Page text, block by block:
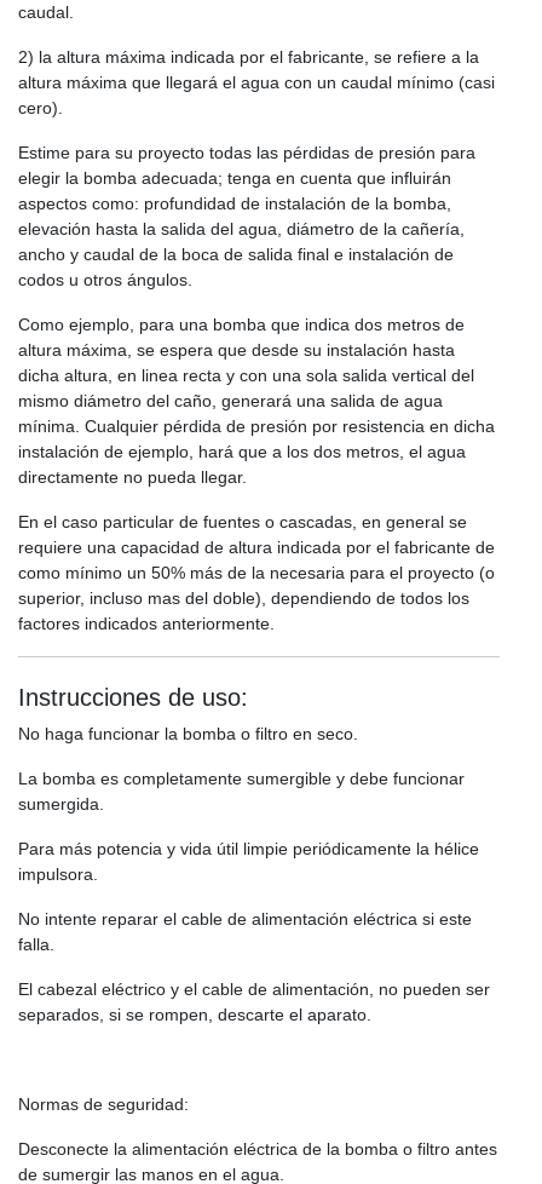
caudal.
2) la altura máxima indicada por el fabricante, se refiere a la
altura máxima que llegará el agua con un caudal mínimo (casi
cero).
Estime para su proyecto todas las pérdidas de presión para
elegir la bomba adecuada; tenga en cuenta que influirán
aspectos como: profundidad de instalación de la bomba,
elevación hasta la salida del agua, diámetro de la cañería,
ancho y caudal de la boca de salida final e instalación de
codos u otros ángulos.
Como ejemplo, para una bomba que indica dos metros de
altura máxima, se espera que desde su instalación hasta
dicha altura, en linea recta y con una sola salida vertical del
mismo diámetro del caño, generará una salida de agua
mínima. Cualquier pérdida de presión por resistencia en dicha
instalación de ejemplo, hará que a los dos metros, el agua
directamente no pueda llegar.
En el caso particular de fuentes o cascadas, en general se
requiere una capacidad de altura indicada por el fabricante de
como mínimo un 50% más de la necesaria para el proyecto (o
superior, incluso mas del doble), dependiendo de todos los
factores indicados anteriormente.
Instrucciones de uso:
No haga funcionar la bomba o filtro en seco.
La bomba es completamente sumergible y debe funcionar
sumergida.
Para más potencia y vida útil limpie periódicamente la hélice
impulsora.
No intente reparar el cable de alimentación eléctrica si este
falla.
El cabezal eléctrico y el cable de alimentación, no pueden ser
separados, si se rompen, descarte el aparato.
Normas de seguridad:
Desconecte la alimentación eléctrica de la bomba o filtro antes
de sumergir las manos en el agua.